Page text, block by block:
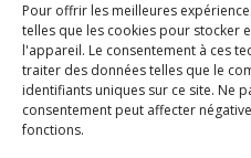
Pour offrir les meilleures
telles que les cookies pour stocker
l'appareil. Le consentement à ces
traiter des données telles que le
identifiants uniques sur ce site. Ne
consentement peut affecter
fonctions.
Mail:secretariat-
Adresse :785 Strada